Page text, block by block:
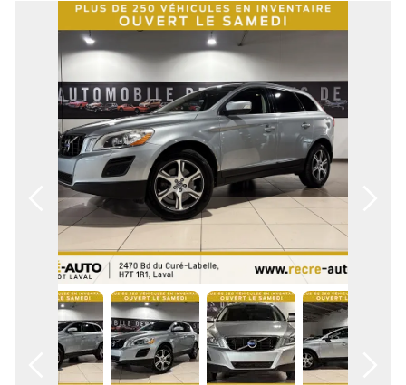
Demande de crédit
Vendre mon auto
Centre mécanique
Nous joindre
Français